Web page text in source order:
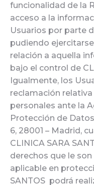
funcionalidad de la
acceso a la
Usuarios por parte
pudiendo
relación a aquella
bajo el control de
Igualmente, los
reclamación
personales ante la
Protección de
6, 28001 – Madrid,
CLINICA SARA
derechos que le
aplicable en
SANTOS podrá